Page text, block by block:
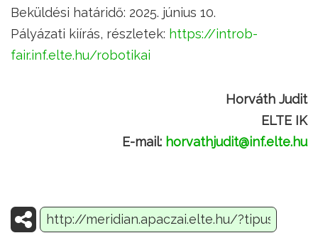
Beküldési határidő: 2025. június 10.
Pályázati kiírás, részletek: https://introb-
fair.inf.elte.hu/robotikai
Horváth Judit
ELTE IK
E-mail: horvathjudit@inf.elte.hu